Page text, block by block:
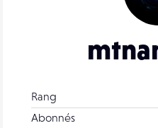
Rang
Abonnés